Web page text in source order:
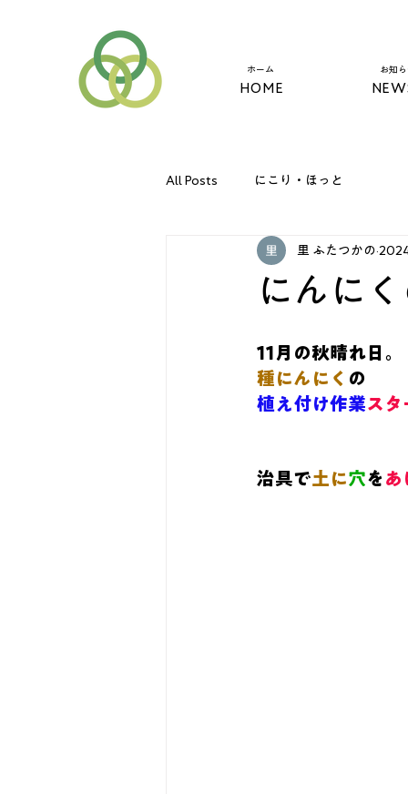
​ホーム お知
HOME
All Posts にこり・ほっと
にんに
里 ふたつかの
11月の秋晴れ日。
種にんにく の
植え付け作業スタ
治具で土に穴を あ